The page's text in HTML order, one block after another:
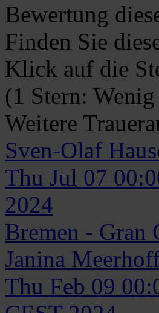
Bewertung
Finden Sie
Klick auf die
(1 Stern:
Weitere
Sven-Olaf
Thu Jul 07
2024
Bremen - Gran
Janina
Thu Feb 09